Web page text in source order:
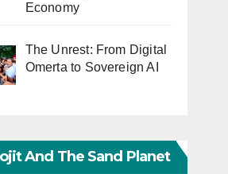
Economy
The Unrest: From Digital
Omerta to Sovereign AI
And The Sand Planet